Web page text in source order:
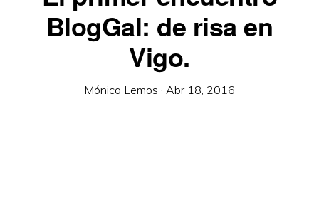
BlogGal: de risa en
Vigo.
Mónica Lemos · Abr 18, 2016